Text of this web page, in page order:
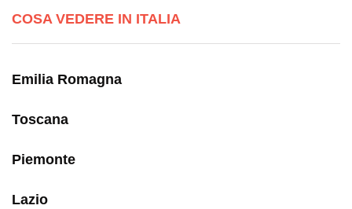
COSA VEDERE IN ITALIA
Emilia Romagna
Toscana
Piemonte
Lazio